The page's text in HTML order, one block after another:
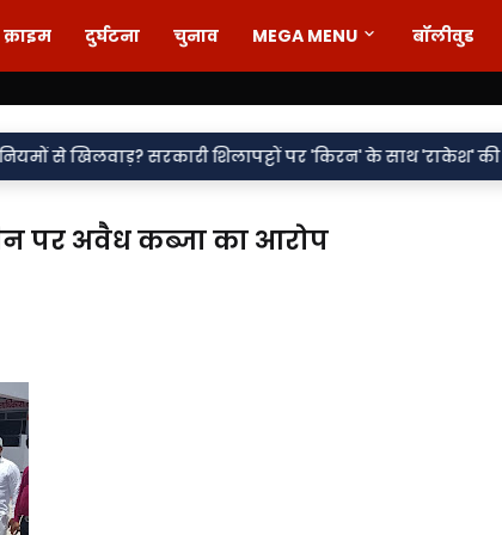
क्राइम दुर्घटना चुनाव MEGA MENU बॉलीवुड
सरकारी शिलापट्टों पर 'किरन' के साथ 'राकेश' की एंट्री पर सवाल•
पर अवैध कब्जा का आरोप